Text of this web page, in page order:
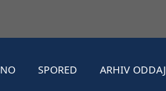
SPORED ARHIV ODDAJ